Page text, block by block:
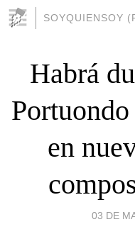
SOYQUIENSOY
Habrá
en
03 DE